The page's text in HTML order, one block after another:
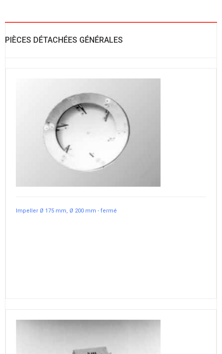
PIÈCES DÉTACHÉES GÉNÉRALES
Impeller Ø 175 mm, Ø 200 mm - fermé